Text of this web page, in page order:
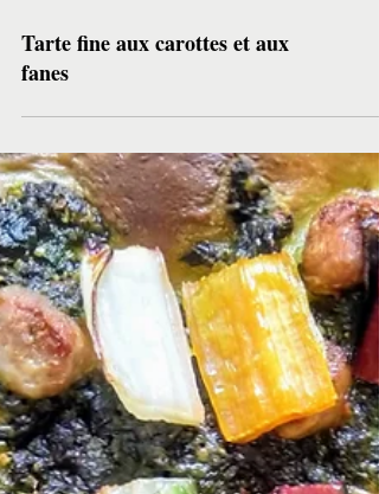
Tarte fine aux carottes et aux
fanes